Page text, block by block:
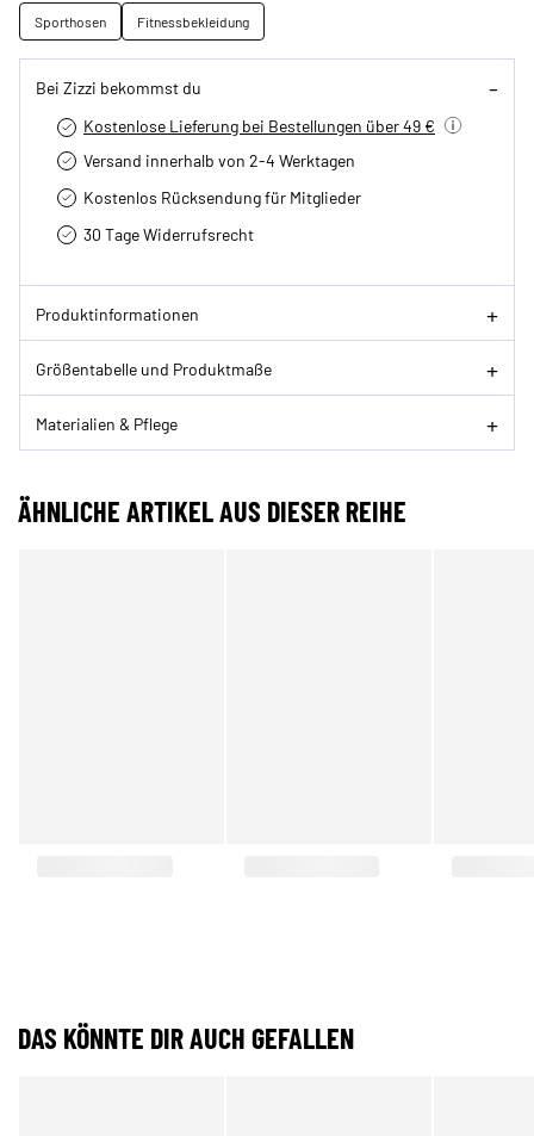
Sporthosen Fitnessbekleidung
Bei Zizzi bekommst du
Kostenlose Lieferung bei Bestellungen über 49 €
Versand innerhalb von 2-4 Werktagen
Kostenlos Rücksendung für Mitglieder
30 Tage Widerrufsrecht
Produktinformationen
Größentabelle und Produktmaße
Materialien & Pflege
ÄHNLICHE ARTIKEL AUS DIESER REIHE
DAS KÖNNTE DIR AUCH GEFALLEN